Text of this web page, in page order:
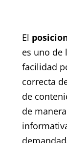
El
es uno de
facilidad
correcta
de
de